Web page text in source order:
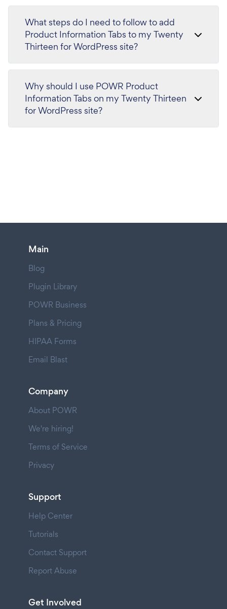
What steps do I need to follow to add
Product Information Tabs to my Twenty
Thirteen for WordPress site?
Why should I use POWR Product
Information Tabs on my Twenty Thirteen
for WordPress site?
Main
Blog
Plugin Library
POWR Business
Plans & Pricing
HIPAA Forms
Email Blast
Company
About POWR
We're hiring!
Terms of Service
Privacy
Support
Help Center
Tutorials
Contact Support
Report Abuse
Get Involved